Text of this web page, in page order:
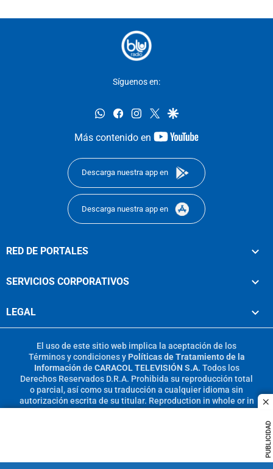
PUBLICIDAD
Síguenos en:
whatsappfacebookinstagram
twittergoogle
Más contenido en
youtube-
Descarga nuestra app en
Descarga nuestra app en
RED DE PORTALES
SERVICIOS CORPORATIVOS
LEGAL
El uso de este sitio web implica la aceptación de los
Términos y condicionesy Políticas de Tratamiento de la
Información de CARACOL TELEVISIÓN S.A. Todos los
Derechos Reservados D.R.A. Prohibida su reproducción total
o parcial, así como su traducción a cualquier idioma sin
autorización escrita de su titular. Reproduction in whole or in